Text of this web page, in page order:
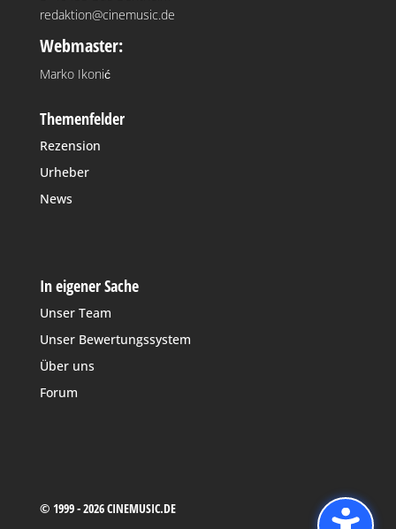
redaktion@cinemusic.de
Webmaster:
Marko Ikonić
Themenfelder
Rezension
Urheber
News
In eigener Sache
Unser Team
Unser Bewertungssystem
Über uns
Forum
© 1999 - 2026 CINEMUSIC.DE